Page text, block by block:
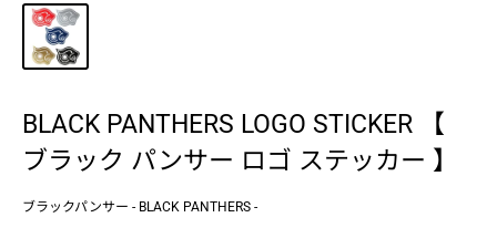
BLACK PANTHERS LOGO STICKER 【
ブラック パンサー ロゴ ステッカー 】
ブラックパンサー - BLACK PANTHERS -